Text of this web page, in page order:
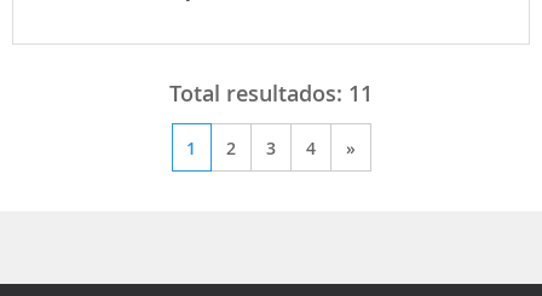
Total resultados: 11
1 2 3 4 »